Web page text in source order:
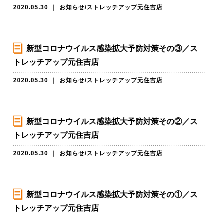
2020.05.30 お知らせ/ストレッチアップ元住吉店
新型コロナウイルス感染拡大予防対策その③／ス
トレッチアップ元住吉店
2020.05.30 お知らせ/ストレッチアップ元住吉店
新型コロナウイルス感染拡大予防対策その②／ス
トレッチアップ元住吉店
2020.05.30 お知らせ/ストレッチアップ元住吉店
新型コロナウイルス感染拡大予防対策その①／ス
トレッチアップ元住吉店